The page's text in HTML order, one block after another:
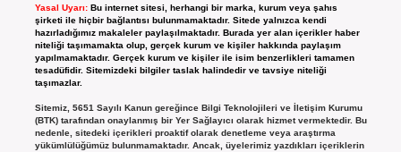
Yasal Uyarı: Bu internet sitesi, herhangi bir marka, kurum veya şahıs
şirketi ile hiçbir bağlantısı bulunmamaktadır. Sitede yalnızca kendi
hazırladığımız makaleler paylaşılmaktadır. Burada yer alan içerikler haber
niteliği taşımamakta olup, gerçek kurum ve kişiler hakkında paylaşım
yapılmamaktadır. Gerçek kurum ve kişiler ile isim benzerlikleri tamamen
tesadüfidir. Sitemizdeki bilgiler taslak halindedir ve tavsiye niteliği
taşımazlar.
Sitemiz, 5651 Sayılı Kanun gereğince Bilgi Teknolojileri ve İletişim Kurumu
(BTK) tarafından onaylanmış bir Yer Sağlayıcı olarak hizmet vermektedir. Bu
nedenle, sitedeki içerikleri proaktif olarak denetleme veya araştırma
yükümlülüğümüz bulunmamaktadır. Ancak, üyelerimiz yazdıkları içeriklerin